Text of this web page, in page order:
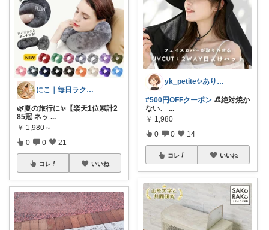
にこ｜毎日ラクに🍀
🌿夏の旅行に✨【楽天1位累計2
85冠 ネッ ...
￥ 1,980～
0 0 21
コレ いいね
yk_petite✨ありがとう😊
#500円OFFクーポン 👒絶対焼か
ない、
...
￥ 1,980
0 0 14
コレ いいね